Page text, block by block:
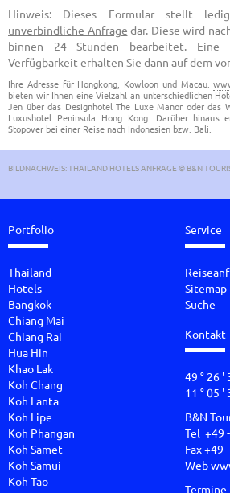
Hinweis: Dieses Formular stellt
unverbindliche Anfrage dar. Diese wird
binnen 24 Stunden bearbeitet. Eine
Verfügbarkeit erhalten Sie dann auf dem
Ihre Adresse für Hongkong, Kowloon und Macau:
bieten wir Ihnen eine Vielzahl an unterschiedlichen
Jen über das Designhotel The Luxe Manor oder das
Luxushotel Peninsula Hong Kong. Darüber hinaus
Stopover bei einer Reise nach Indonesien bzw. Bali.
BILDNACHWEIS: THAILAND HOTELS ANFRAGE © B&N
Portfolio
Thailand
Hotels
Bangkok
Chiang Mai
Chiang Rai
Hua Hin
Khao Lak
Koh Chang
Koh Lanta
Koh Lipe
Koh Phangan
Koh Samet
Koh Samui
Koh Tao
Service
Sitemap
Suche
Kontakt
49 ° 26 '
11 ° 05 '
B&N
Tel +49
Fax +49
Web
Termine